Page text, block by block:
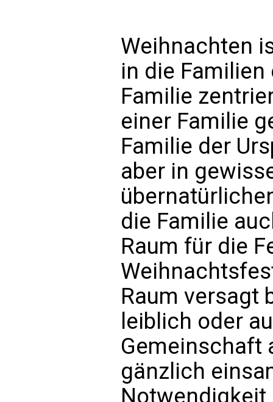
Weihnachten
in die
Familie
einer Familie
Familie der
aber in
die Familie
Raum für die
Raum versagt
leiblich oder
Gemeinschaft
gänzlich
Notwendigkeit